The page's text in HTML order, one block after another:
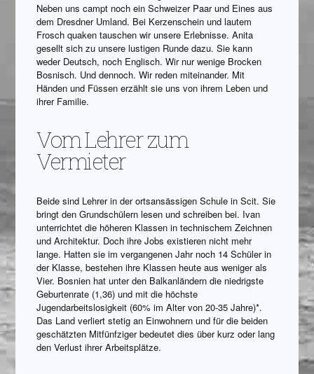
Neben uns campt noch ein Schweizer Paar und Eines aus
dem Dresdner Umland. Bei Kerzenschein und lautem
Frosch quaken tauschen wir unsere Erlebnisse. Anita
gesellt sich zu unsere lustigen Runde dazu. Sie kann
weder Deutsch, noch Englisch. Wir nur wenige Brocken
Bosnisch. Und dennoch. Wir reden miteinander. Mit
Händen und Füssen erzählt sie uns von ihrem Leben und
ihrer Familie.
Vom Lehrer zum
Vermieter
Beide sind Lehrer in der ortsansässigen Schule in Scit. Sie
bringt den Grundschülern lesen und schreiben bei. Ivan
unterrichtet die höheren Klassen in technischem Zeichnen
und Architektur. Doch ihre Jobs existieren nicht mehr
lange. Hatten sie im vergangenen Jahr noch 14 Schüler in
der Klasse, bestehen ihre Klassen heute aus weniger als
Vier. Bosnien hat unter den Balkanländern die niedrigste
Geburtenrate (1,36) und mit die höchste
Jugendarbeitslosigkeit (60% im Alter von 20-35 Jahre)*.
Das Land verliert stetig an Einwohnern und für die beiden
geschätzten Mitfünfziger bedeutet dies über kurz oder lang
den Verlust ihrer Arbeitsplätze.